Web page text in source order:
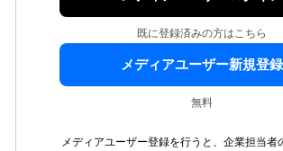
既に登録済みの方はこちら
メディアユーザー新規登録
無料
メディアユーザー登録を行うと、企業担当者